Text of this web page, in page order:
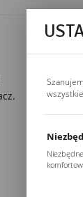
Twoich